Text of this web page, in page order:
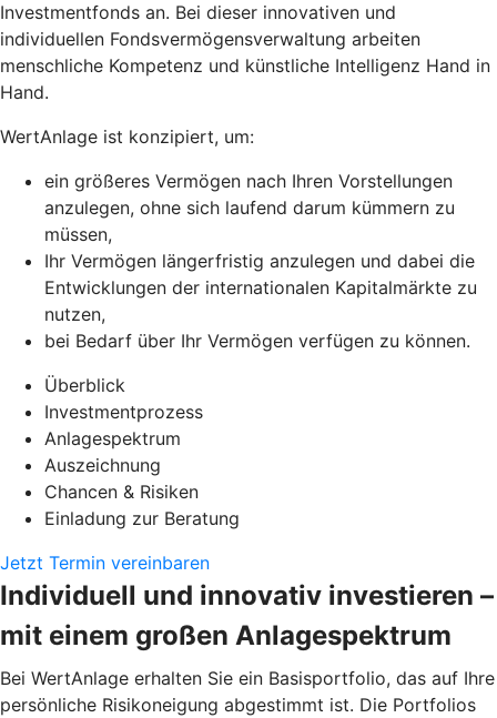
Investmentfonds an. Bei dieser innovativen und
individuellen Fondsvermögensverwaltung arbeiten
menschliche Kompetenz und künstliche Intelligenz Hand in
Hand.
WertAnlage ist konzipiert, um:
ein größeres Vermögen nach Ihren Vorstellungen
anzulegen, ohne sich laufend darum kümmern zu
müssen,
Ihr Vermögen längerfristig anzulegen und dabei die
Entwicklungen der internationalen Kapitalmärkte zu
nutzen,
bei Bedarf über Ihr Vermögen verfügen zu können.
Überblick
Investmentprozess
Anlagespektrum
Auszeichnung
Chancen & Risiken
Einladung zur Beratung
Jetzt Termin vereinbaren
Individuell und innovativ investieren –
mit einem großen Anlagespektrum
Bei WertAnlage erhalten Sie ein Basisportfolio, das auf Ihre
persönliche Risikoneigung abgestimmt ist. Die Portfolios